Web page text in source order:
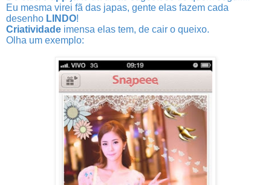
Eu mesma virei fã das japas, gente elas fazem cada
desenho LINDO!
Criatividade imensa elas tem, de cair o queixo.
Olha um exemplo: